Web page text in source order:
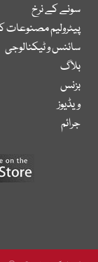
سونے کے نرخ
پیٹرولیم مصنوعات
سائنس و ٹیکنالوجی
بلاگ
بزنس
ویڈیوز
جرائم